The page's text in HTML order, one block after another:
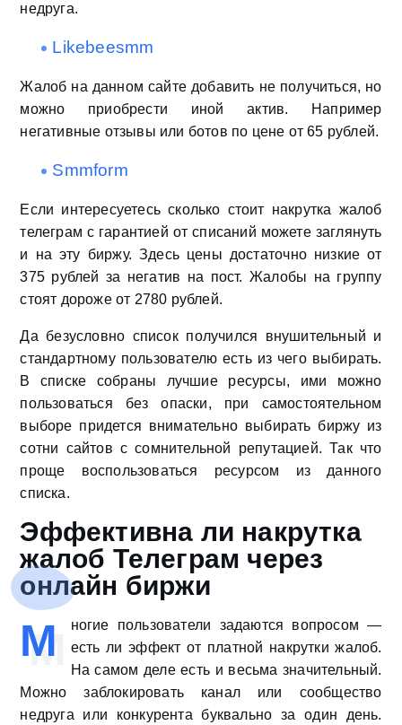
недруга.
Likebeesmm
Жалоб на данном сайте добавить не получиться, но
можно приобрести иной актив. Например
негативные отзывы или ботов по цене от 65 рублей.
Smmform
Если интересуетесь сколько стоит накрутка жалоб
телеграм с гарантией от списаний можете заглянуть
и на эту биржу. Здесь цены достаточно низкие от
375 рублей за негатив на пост. Жалобы на группу
стоят дороже от 2780 рублей.
Да безусловно список получился внушительный и
стандартному пользователю есть из чего выбирать.
В списке собраны лучшие ресурсы, ими можно
пользоваться без опаски, при самостоятельном
выборе придется внимательно выбирать биржу из
сотни сайтов с сомнительной репутацией. Так что
проще воспользоваться ресурсом из данного
списка.
Эффективна ли накрутка
жалоб Телеграм через
онлайн биржи
М
ногие пользователи задаются вопросом —
есть ли эффект от платной накрутки жалоб.
На самом деле есть и весьма значительный.
Можно заблокировать канал или сообщество
недруга или конкурента буквально за один день.